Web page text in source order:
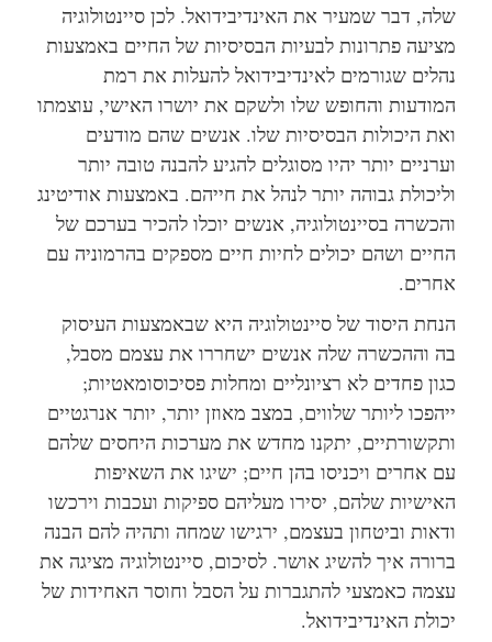
שלה, דבר שמעיר את האינדיבידואל. לכן סיינטולוגיה
מציעה פתרונות לבעיות הבסיסיות של החיים באמצעות
נהלים שגורמים לאינדיבידואל להעלות את רמת
המודעות והחופש שלו ולשקם את יושרו האישי, עוצמתו
ואת היכולות הבסיסיות שלו. אנשים שהם מודעים
וערניים יותר יהיו מסוגלים להגיע להבנה טובה יותר
וליכולת גבוהה יותר לנהל את חייהם. באמצעות אודיטינג
והכשרה בסיינטולוגיה, אנשים יוכלו להכיר בערכם של
החיים ושהם יכולים לחיות חיים מספקים בהרמוניה עם
אחרים.
הנחת היסוד של סיינטולוגיה היא שבאמצעות העיסוק
בה וההכשרה שלה אנשים ישחררו את עצמם מסבל,
כגון פחדים לא רציונליים ומחלות פסיכוסומאטיות;
ייהפכו ליותר שלווים, במצב מאוזן יותר, יותר אנרגטיים
ותקשורתיים, יתקנו מחדש את מערכות היחסים שלהם
עם אחרים ויכניסו בהן חיים; ישיגו את השאיפות
האישיות שלהם, יסירו מעליהם ספיקות ועכבות וירכשו
ודאות וביטחון בעצמם, ירגישו שמחה ותהיה להם הבנה
ברורה איך להשיג אושר. לסיכום, סיינטולוגיה מציגה את
עצמה כאמצעי להתגברות על הסבל וחוסר האחידות של
יכולת האינדיבידואל.